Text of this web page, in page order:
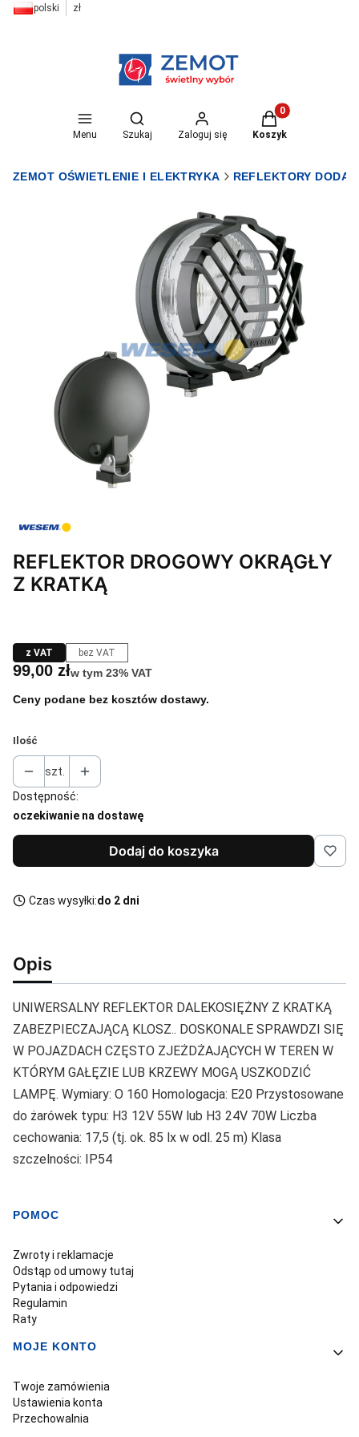
polski zł
Menu
Otwórz wyszukiwarkę
Szukaj Zaloguj się
Produkty w
Koszyk
ZEMOT OŚWIETLENIE I ELEKTRYKA REFLEKTORY
REFLEKTOR DROGOWY OKRĄGŁY
Z KRATKĄ
z VAT bez VAT
Cena
99,00 złw tym 23% VAT
w tym 23% VAT
Ceny podane bez kosztów dostawy.
Ilość
szt.
Dostępność:
oczekiwanie na dostawę
Dodaj do koszyka
Czas wysyłki:do 2 dni
Opis
UNIWERSALNY REFLEKTOR DALEKOSIĘŻNY Z KRATKĄ
ZABEZPIECZAJĄCĄ KLOSZ.. DOSKONALE SPRAWDZI SIĘ
W POJAZDACH CZĘSTO ZJEŻDŻAJĄCYCH W TEREN W
KTÓRYM GAŁĘZIE LUB KRZEWY MOGĄ USZKODZIĆ
LAMPĘ. Wymiary: O 160 Homologacja: E20 Przystosowane
do żarówek typu: H3 12V 55W lub H3 24V 70W Liczba
cechowania: 17,5 (tj. ok. 85 lx w odl. 25 m) Klasa
szczelności: IP54
Linki w stopce
POMOC
Zwroty i reklamacje
Odstąp od umowy tutaj
Pytania i odpowiedzi
Regulamin
Raty
MOJE KONTO
Twoje zamówienia
Ustawienia konta
Przechowalnia